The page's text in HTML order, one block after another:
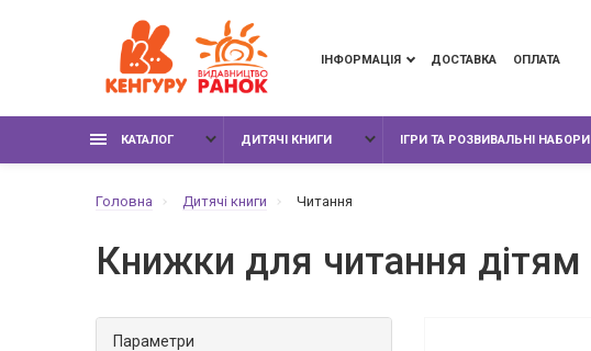
ІНФОРМАЦІЯ ДОСТАВКА ОПЛАТА
КАТАЛОГ ДИТЯЧІ КНИГИ ІГРИ ТА РОЗВИВАЛЬНІ НАБОРИ
Головна Дитячі книги Читання
Книжки для читання дітям
Параметри